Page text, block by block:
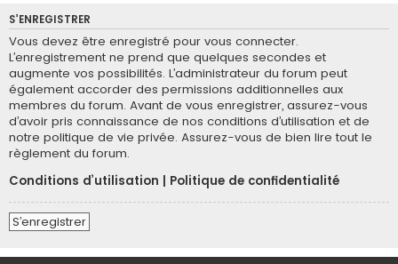
S’ENREGISTRER
Vous devez être enregistré pour vous connecter.
L’enregistrement ne prend que quelques secondes et
augmente vos possibilités. L’administrateur du forum peut
également accorder des permissions additionnelles aux
membres du forum. Avant de vous enregistrer, assurez-vous
d’avoir pris connaissance de nos conditions d’utilisation et de
notre politique de vie privée. Assurez-vous de bien lire tout le
règlement du forum.
Conditions d’utilisation
Politique de confidentialité
S’enregistrer